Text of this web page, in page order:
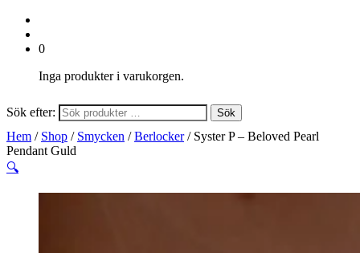
0
Inga produkter i varukorgen.
Sök efter: Sök
Hem / Shop / Smycken /Berlocker/ Syster P – Beloved Pearl
Pendant Guld
🔍